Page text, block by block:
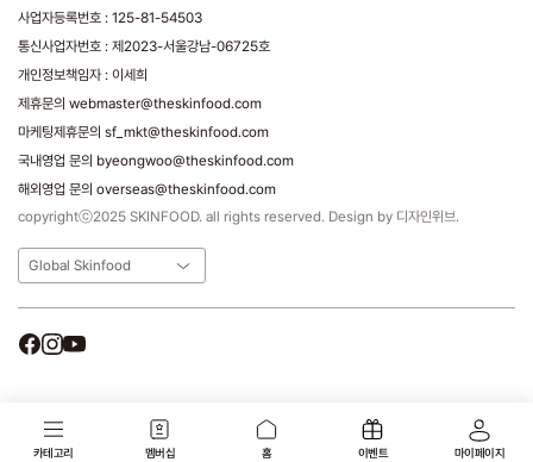
사업자등록번호 : 125-81-54503
통신사업자번호 : 제2023-서울강남-06725호
개인정보책임자 : 이세희
제휴문의 webmaster@theskinfood.com
마케팅제휴문의 sf_mkt@theskinfood.com
국내영업 문의 byeongwoo@theskinfood.com
해외영업 문의 overseas@theskinfood.com
copyrightⓒ2025 SKINFOOD. all rights reserved. Design by 디자인위브.
Global Skinfood
카테고리 멤버십 홈 이벤트 마이페이지